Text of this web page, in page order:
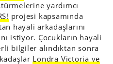
yardımcı
projesi kapsamında
hayali arkadaşlarını
istiyor. Çocukların hayali
bilgiler alındıktan sonra
Londra Victoria ve